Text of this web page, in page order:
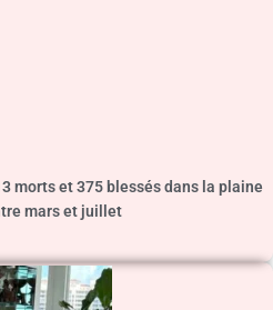
morts et 375 blessés dans la plaine
mars et juillet